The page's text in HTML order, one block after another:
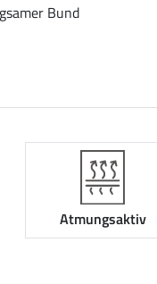
Bund
Atmungsaktiv